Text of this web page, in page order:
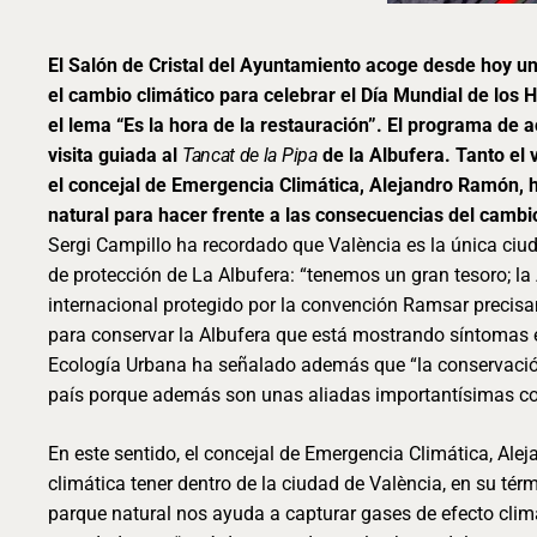
El Salón de Cristal del Ayuntamiento acoge desde hoy
el cambio climático para celebrar el Día Mundial de los
el lema “Es la hora de la restauración”. El programa
visita guiada al Tancat de la Pipade la Albufera. Tanto el
el concejal de Emergencia Climática, Alejandro
natural para hacer frente a las consecuencias del
Sergi Campillo ha recordado que València es la única
de protección de La Albufera: “tenemos un gran tesoro;
internacional protegido por la convención Ramsar
para conservar la Albufera que está mostrando
Ecología Urbana ha señalado además que “la
país porque además son unas aliadas importantísimas
En este sentido, el concejal de Emergencia Climática,
climática tener dentro de la ciudad de València, en su
parque natural nos ayuda a capturar gases de efecto